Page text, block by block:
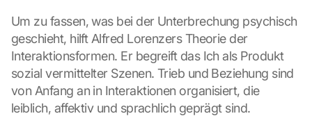
Um zu fassen, was bei der Unterbrechung psychisch
geschieht, hilft Alfred Lorenzers Theorie der
Interaktionsformen. Er begreift das Ich als Produkt
sozial vermittelter Szenen. Trieb und Beziehung sind
von Anfang an in Interaktionen organisiert, die
leiblich, affektiv und sprachlich geprägt sind.